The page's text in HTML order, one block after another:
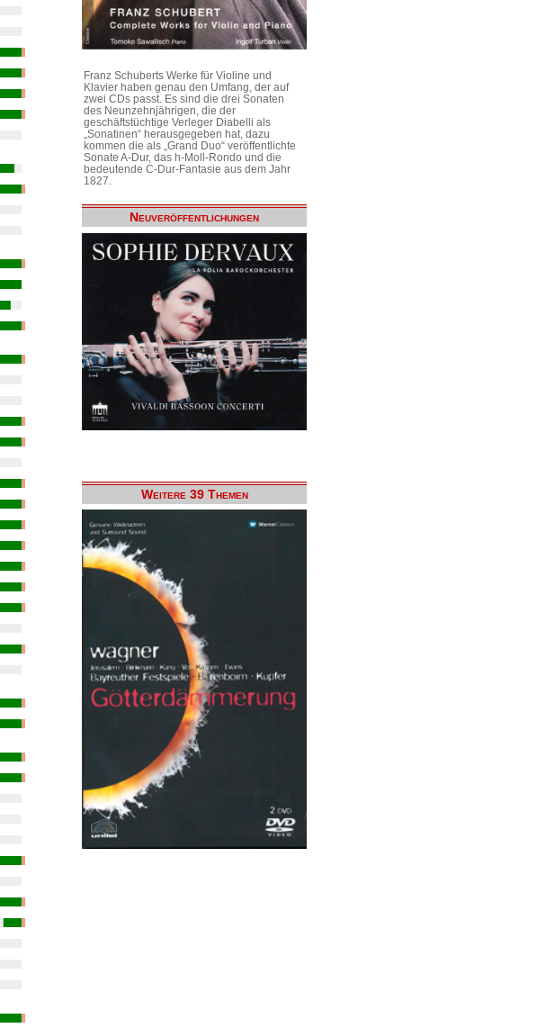
Franz Schuberts Werke für Violine und
Klavier haben genau den Umfang, der auf
zwei CDs passt. Es sind die drei Sonaten
des Neunzehnjährigen, die der
geschäftstüchtige Verleger Diabelli als
„Sonatinen“ herausgegeben hat, dazu
kommen die als „Grand Duo“ veröffentlichte
Sonate A-Dur, das h-Moll-Rondo und die
bedeutende C-Dur-Fantasie aus dem Jahr
1827.
Neuveröffentlichungen
Weitere 39 Themen